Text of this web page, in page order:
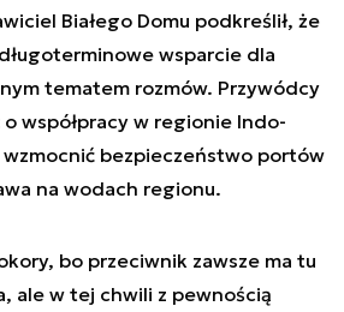
Białego Domu podkreślił, że
wsparcie dla
tematem rozmów. Przywódcy
współpracy w regionie Indo-
bezpieczeństwo portów
na wodach regionu.
bo przeciwnik zawsze ma tu
ale w tej chwili z pewnością